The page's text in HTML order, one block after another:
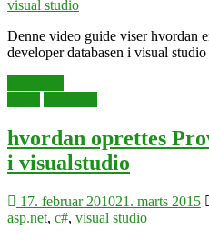
visual studio
Denne video guide viser hvordan
developer databasen i visual
hvordan oprettes
i visualstudio
17. februar 201021. marts 2015
asp.net, c#, visual studio